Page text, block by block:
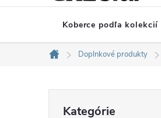
Koberce podľa kolekcií
Domov
Doplnkové produkty
kategórie
Kategórie